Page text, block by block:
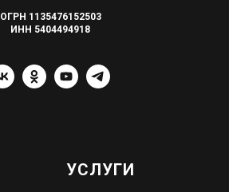
ОГРН 1135476152503
ИНН 5404494918
УСЛУГИ